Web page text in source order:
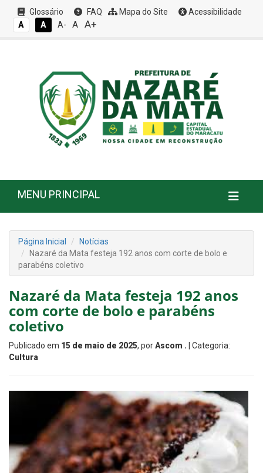
Glossário FAQ Mapa do Site
Acessibilidade
A
A A- A A+
MENU PRINCIPAL
Página Inicial
Notícias
Nazaré da Mata festeja 192 anos com corte de bolo e
parabéns coletivo
Nazaré da Mata festeja 192 anos
com corte de bolo e parabéns
coletivo
Publicado em 15 de maio de 2025, porAscom . | Categoria:
Cultura